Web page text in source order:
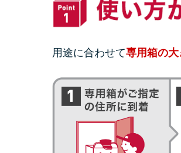
用途に合わせて専用箱の